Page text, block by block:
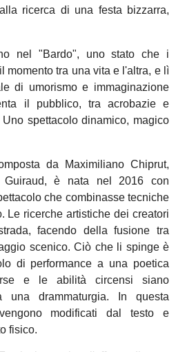
ricerca di una festa bizzarra,
nel "Bardo", uno stato che i
momento tra una vita e l'altra, e lì
di umorismo e immaginazione
il pubblico, tra acrobazie e
spettacolo dinamico, magico
da Maximiliano Chiprut,
è nata nel 2016 con
che combinasse tecniche
Le ricerche artistiche dei creatori
facendo della fusione tra
scenico. Ciò che li spinge è
di performance a una poetica
e le abilità circensi siano
una drammaturgia. In questa
modificati dal testo e
fisico.